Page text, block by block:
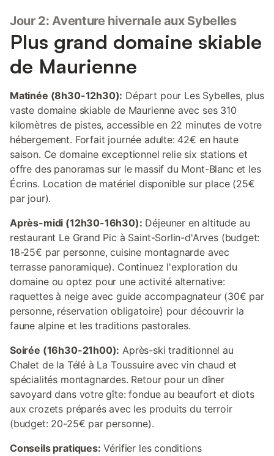
Jour 2: Aventure hivernale aux Sybelles
Plus grand domaine skiable
de Maurienne
Matinée (8h30-12h30): Départ pour Les Sybelles, plus
vaste domaine skiable de Maurienne avec ses 310
kilomètres de pistes, accessible en 22 minutes de votre
hébergement. Forfait journée adulte: 42€ en haute
saison. Ce domaine exceptionnel relie six stations et
offre des panoramas sur le massif du Mont-Blanc et les
Écrins. Location de matériel disponible sur place (25€
par jour).
Après-midi (12h30-16h30): Déjeuner en altitude au
restaurant Le Grand Pic à Saint-Sorlin-d'Arves (budget:
18-25€ par personne, cuisine montagnarde avec
terrasse panoramique). Continuez l'exploration du
domaine ou optez pour une activité alternative:
raquettes à neige avec guide accompagnateur (30€ par
personne, réservation obligatoire) pour découvrir la
faune alpine et les traditions pastorales.
Soirée (16h30-21h00): Après-ski traditionnel au
Chalet de la Télé à La Toussuire avec vin chaud et
spécialités montagnardes. Retour pour un dîner
savoyard dans votre gîte: fondue au beaufort et diots
aux crozets préparés avec les produits du terroir
(budget: 20-25€ par personne).
Conseils pratiques: Vérifier les conditions